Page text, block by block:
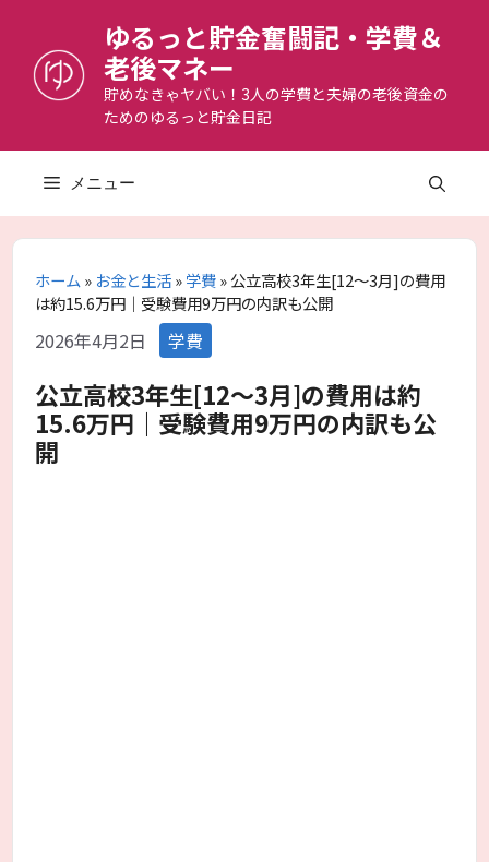
へ
ゆるっと貯金奮闘記・学費＆
老後マネー
貯めなきゃヤバい！3人の学費と夫婦の老後資金の
ためのゆるっと貯金日記
メニュー
ホーム» お金と生活»学費»公立高校3年生[12〜3月]の費用
は約15.6万円｜受験費用9万円の内訳も公開
2026年4月2日 カ
テ
ゴ
リ
ー
学費
公立高校3年生[12〜3月]の費用は約
15.6万円｜受験費用9万円の内訳も公
開